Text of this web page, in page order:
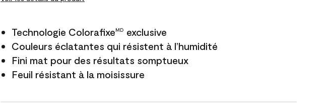
Technologie ColorafixeMD exclusive
Couleurs éclatantes qui résistent à l’humidité
Fini mat pour des résultats somptueux
Feuil résistant à la moisissure